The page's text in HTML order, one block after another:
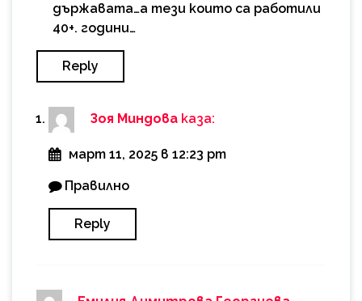
държавата…а тези които са работили
40+. години…
Reply
Зоя Миндова каза:
март 11, 2025 в 12:23 pm
Правилно
Reply